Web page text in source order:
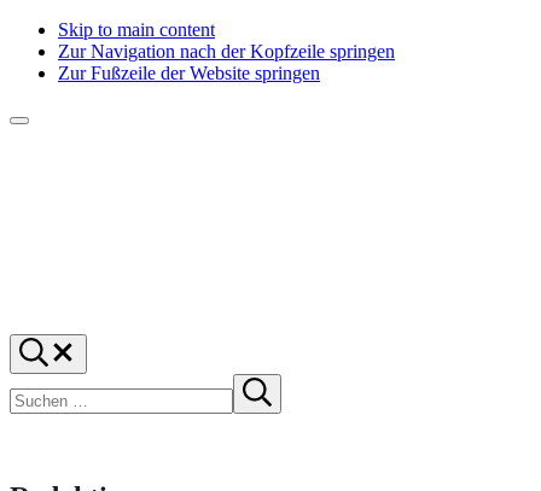
Skip to main content
Zur Navigation nach der Kopfzeile springen
Zur Fußzeile der Website springen
Menü
f1rstlife
Und
was
denkst
du?
Suchen
…
Suche
starten